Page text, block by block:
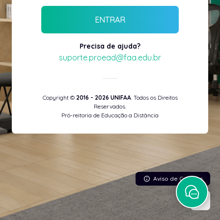
ENTRAR
Precisa de ajuda?
suporte.proead@faa.edu.br
Copyright © 2016 - 2026 UNIFAA. Todos os Direitos
Reservados.
Pró-reitoria de Educação a Distância
Aviso de Cookies